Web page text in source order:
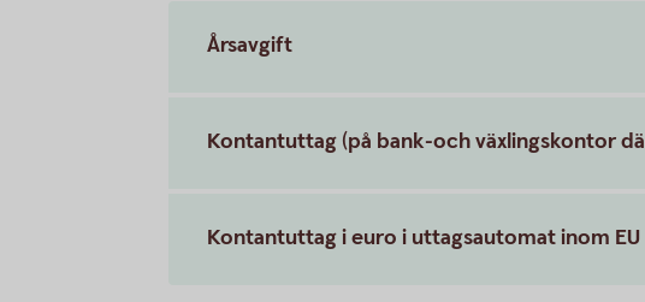
Årsavgift
Kontantuttag (på bank-och växlingskontor
Kontantuttag i euro i uttagsautomat inom EU